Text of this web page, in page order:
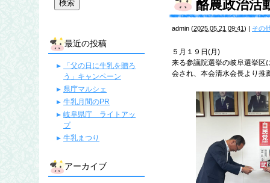
酪農政治活
admin (2025.05.21 09:41) | その
５月１９日(月)
来る参議院選挙の岐阜選挙区
会され、本会清水会長より推
最近の投稿
「父の日に牛乳を贈ろ
う」キャンペーン
県庁マルシェ
牛乳月間のPR
岐阜県庁 ライトアッ
プ
牛乳まつり
アーカイブ